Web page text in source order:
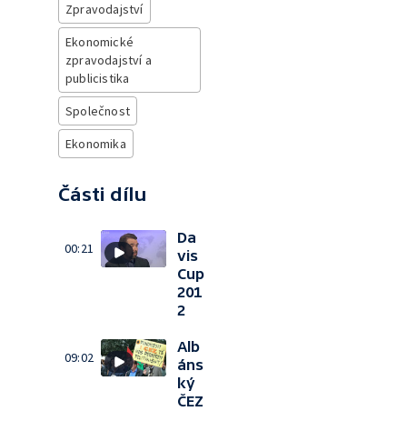
Zpravodajství
Ekonomické
zpravodajství a
publicistika
Společnost
Ekonomika
Části dílu
00:21
Da
vis
Cup
201
2
09:02
Alb
áns
ký
ČEZ